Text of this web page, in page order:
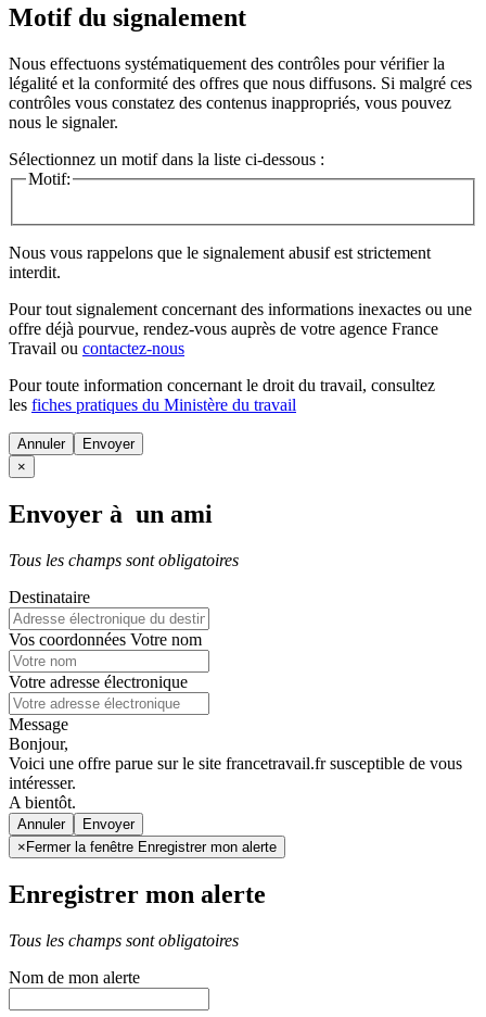
Motif du signalement
Nous effectuons systématiquement des contrôles pour vérifier la
légalité et la conformité des offres que nous diffusons. Si malgré ces
contrôles vous constatez des contenus inappropriés, vous pouvez
nous le signaler.
Sélectionnez un motif dans la liste ci-dessous :
Motif:
Nous vous rappelons que le signalement abusif est strictement
interdit.
Pour tout signalement concernant des informations inexactes ou une
offre déjà pourvue, rendez-vous auprès de votre agence France
Travail ou contactez-nous
Pour toute information concernant le droit du travail, consultez
les fiches pratiques du Ministère du travail
Annuler
×
Envoyer à un ami
Tous les champs sont obligatoires
Destinataire
Vos coordonnées Votre nom
Votre adresse électronique
Message
Bonjour,
Voici une offre parue sur le site francetravail.fr susceptible de vous
intéresser.
A bientôt.
Annuler
× Fermer la fenêtre Enregistrer mon alerte
Enregistrer mon alerte
Tous les champs sont obligatoires
Nom de mon alerte